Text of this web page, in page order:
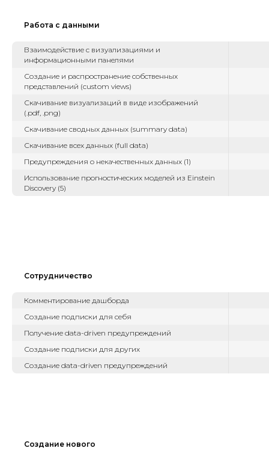
Работа с данными
Взаимодействие с визуализациями и
информационными панелями
Создание и распространение собственных
представлений (custom views)
Скачивание визуализаций в виде изображений
(.pdf, .png)
Скачивание сводных данных (summary data)
Скачивание всех данных (full data)
Предупреждения о некачественных данных (1)
Использование прогностических моделей из Einstein
Discovery (5)
Сотрудничество
Комментирование дашборда
Создание подписки для себя
Получение data-driven предупреждений
Создание подписки для других
Создание data-driven предупреждений
Создание нового